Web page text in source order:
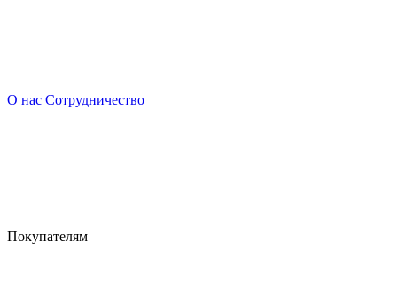
О нас Сотрудничество
Покупателям